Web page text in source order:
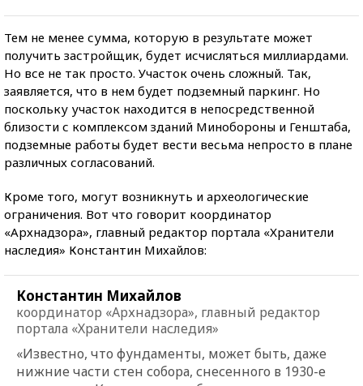
Тем не менее сумма, которую в результате может
получить застройщик, будет исчисляться миллиардами.
Но все не так просто. Участок очень сложный. Так,
заявляется, что в нем будет подземный паркинг. Но
поскольку участок находится в непосредственной
близости с комплексом зданий Минобороны и Генштаба,
подземные работы будет вести весьма непросто в плане
различных согласований.
Кроме того, могут возникнуть и археологические
ограничения. Вот что говорит координатор
«Архнадзора», главный редактор портала «Хранители
наследия» Константин Михайлов:
Константин Михайлов
координатор «Архнадзора», главный редактор
портала «Хранители наследия»
«Известно, что фундаменты, может быть, даже
нижние части стен собора, снесенного в 1930-е